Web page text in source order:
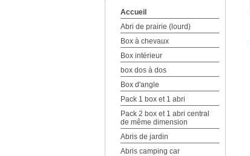
Accueil
Abri de prairie (lourd)
Box à chevaux
Box intérieur
box dos à dos
Box d'angle
Pack 1 box et 1 abri
Pack 2 box et 1 abri central
de même dimension
Abris de jardin
Abris camping car